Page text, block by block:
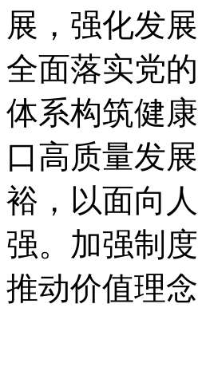
展，强化发
全面落实党
体系构筑健
口高质量发
裕，以面向
强。加强制
推动价值理